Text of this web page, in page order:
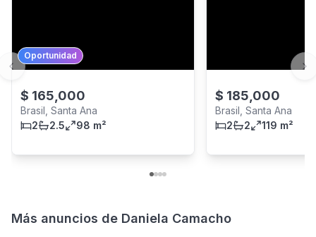
Oportunidad
$ 165,000
Brasil, Santa Ana
2
2.5 98 m²
$ 185,000
Brasil, Santa Ana
2
2 119 m²
Previous slide
Más anuncios de Daniela Camacho